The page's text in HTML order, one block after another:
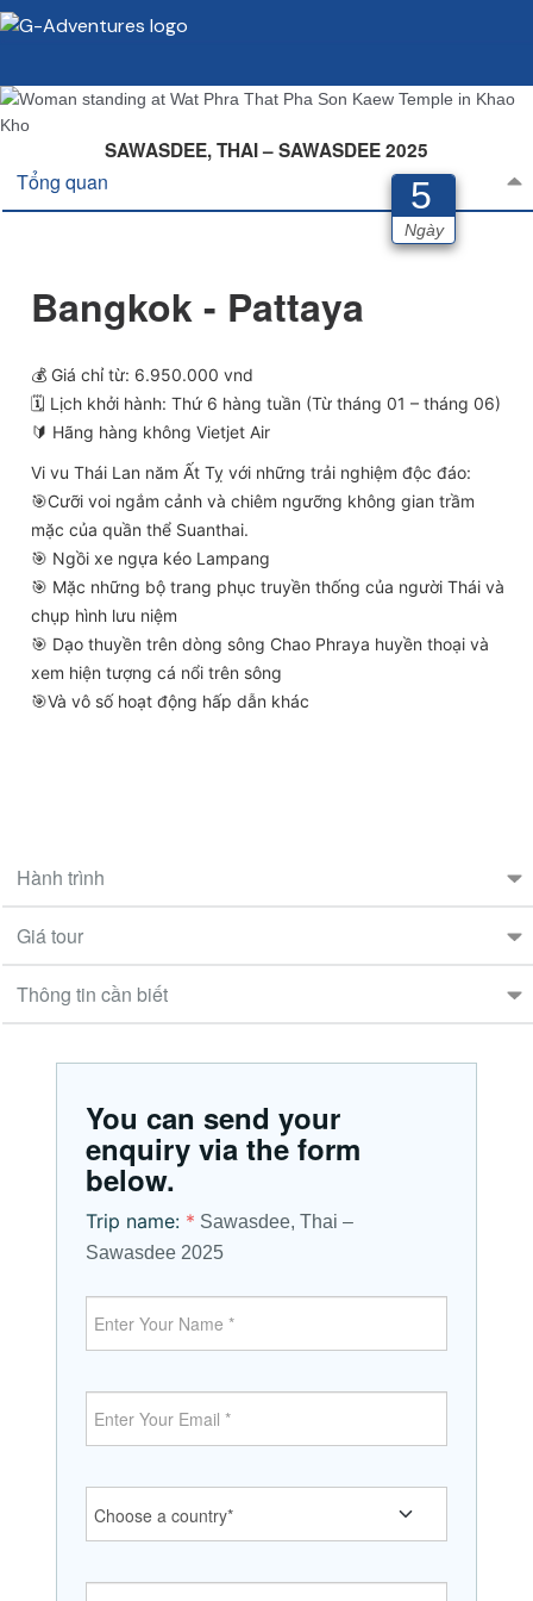
SAWASDEE, THAI – SAWASDEE 2025
5
Ngày
Tổng quan
Hành trình
Giá tour
Thông tin cần biết
Bangkok - Pattaya
💰 Giá chỉ từ: 6.950.000 vnd
🗓 Lịch khởi hành: Thứ 6 hàng tuần (Từ tháng 01 – tháng 06)
🔰 Hãng hàng không Vietjet Air
Vi vu Thái Lan năm Ất Tỵ với những trải nghiệm độc đáo:
️🎯Cưỡi voi ngắm cảnh và chiêm ngưỡng không gian trầm
mặc của quần thể Suanthai.
️🎯 Ngồi xe ngựa kéo Lampang
️🎯 Mặc những bộ trang phục truyền thống của người Thái và
chụp hình lưu niệm
️🎯 Dạo thuyền trên dòng sông Chao Phraya huyền thoại và
xem hiện tượng cá nổi trên sông
🎯Và vô số hoạt động hấp dẫn khác
You can send your
enquiry via the form
below.
Trip name: * Sawasdee, Thai –
Sawasdee 2025